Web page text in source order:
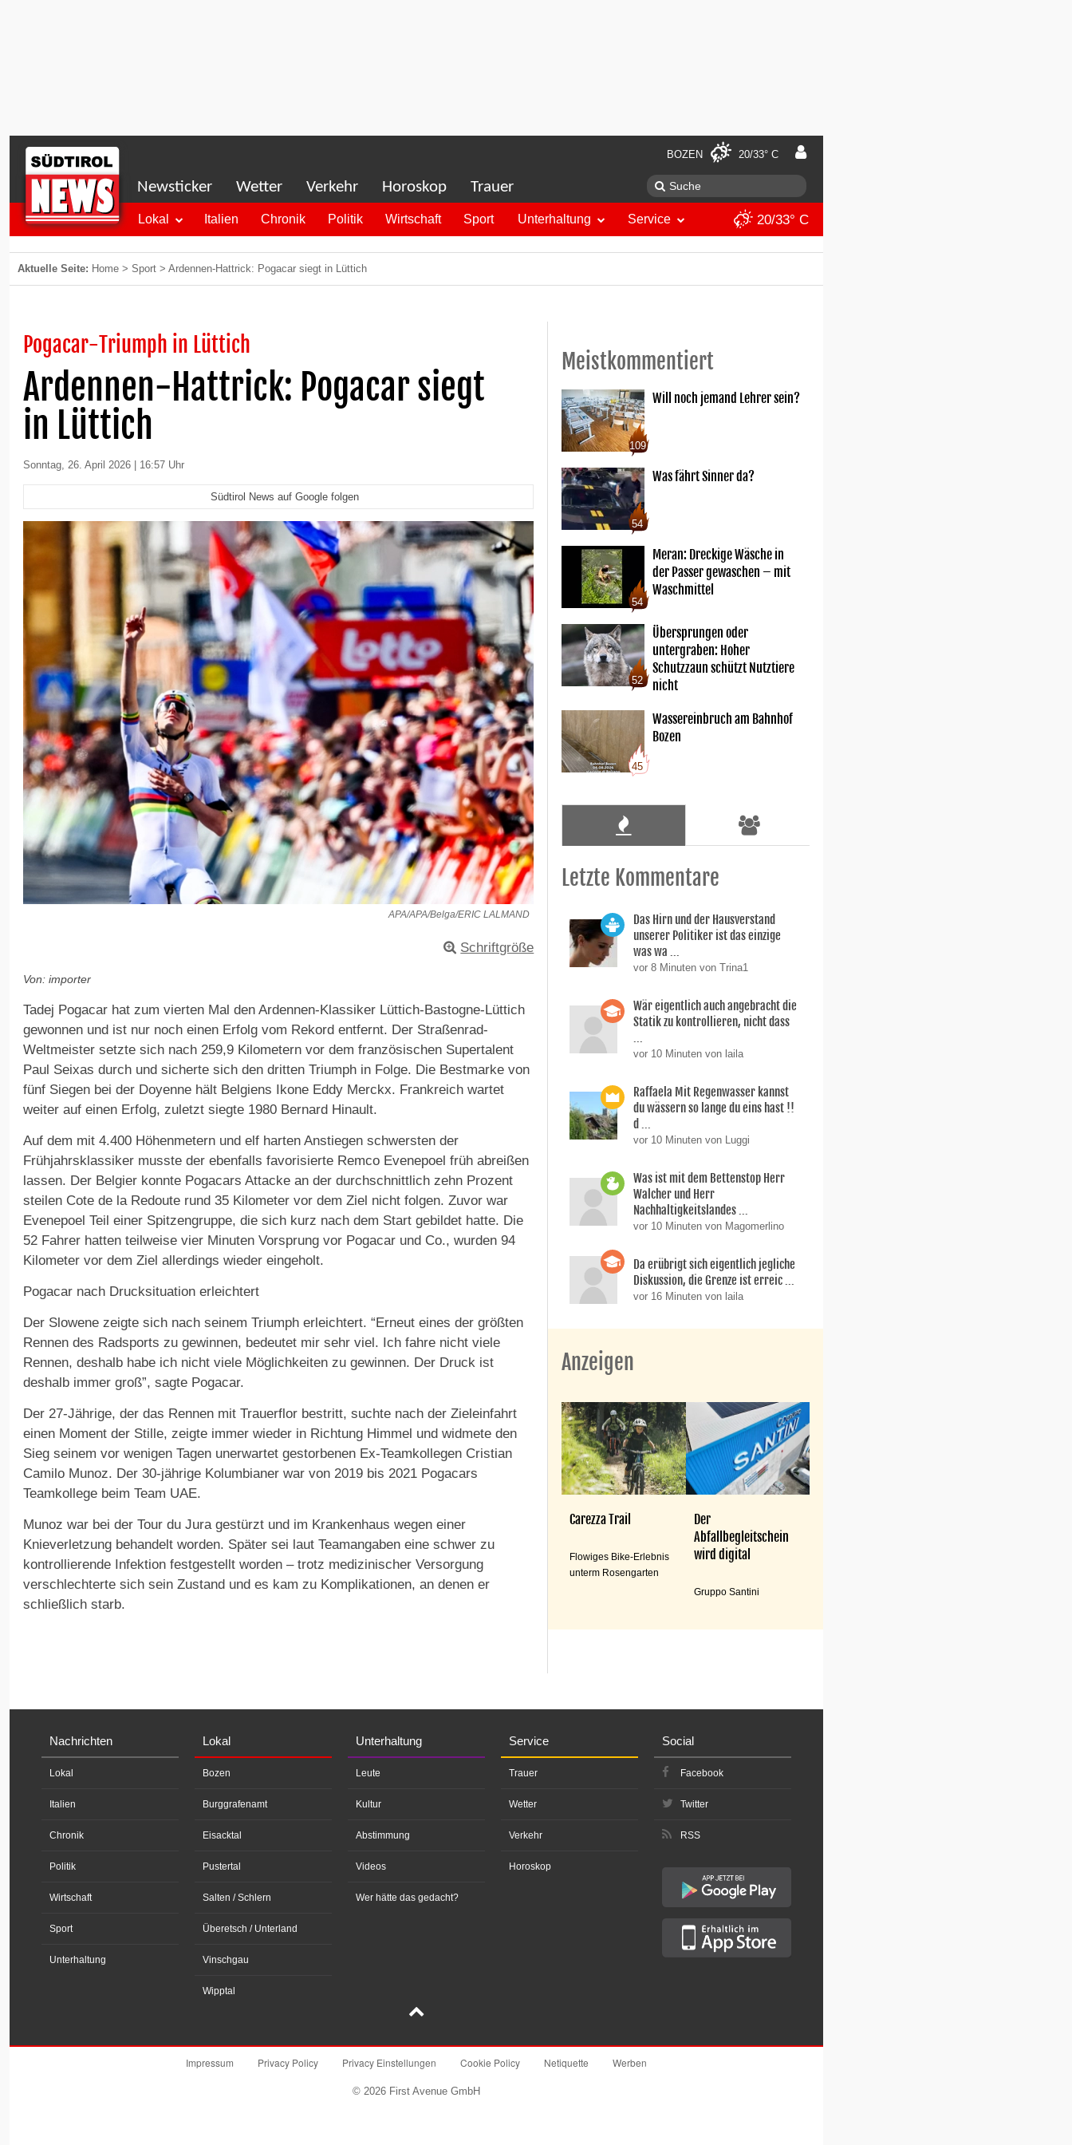
BOZEN 20/33° C
Newsticker Wetter Verkehr Horoskop Trauer
Lokal Italien Chronik Politik Wirtschaft Sport Unterhaltung Service 20/33° C
Aktuelle Seite: Home > Sport > Ardennen-Hattrick: Pogacar siegt in Lüttich
Pogacar-Triumph in Lüttich
Ardennen-Hattrick: Pogacar siegt
in Lüttich
Sonntag, 26. April 2026 | 16:57 Uhr
Südtirol News auf Google folgen
APA/APA/Belga/ERIC LALMAND
Schriftgröße
Von: importer
Tadej Pogacar hat zum vierten Mal den Ardennen-Klassiker Lüttich-Bastogne-Lüttich
gewonnen und ist nur noch einen Erfolg vom Rekord entfernt. Der Straßenrad-
Weltmeister setzte sich nach 259,9 Kilometern vor dem französischen Supertalent
Paul Seixas durch und sicherte sich den dritten Triumph in Folge. Die Bestmarke von
fünf Siegen bei der Doyenne hält Belgiens Ikone Eddy Merckx. Frankreich wartet
weiter auf einen Erfolg, zuletzt siegte 1980 Bernard Hinault.
Auf dem mit 4.400 Höhenmetern und elf harten Anstiegen schwersten der
Frühjahrsklassiker musste der ebenfalls favorisierte Remco Evenepoel früh abreißen
lassen. Der Belgier konnte Pogacars Attacke an der durchschnittlich zehn Prozent
steilen Cote de la Redoute rund 35 Kilometer vor dem Ziel nicht folgen. Zuvor war
Evenepoel Teil einer Spitzengruppe, die sich kurz nach dem Start gebildet hatte. Die
52 Fahrer hatten teilweise vier Minuten Vorsprung vor Pogacar und Co., wurden 94
Kilometer vor dem Ziel allerdings wieder eingeholt.
Pogacar nach Drucksituation erleichtert
Der Slowene zeigte sich nach seinem Triumph erleichtert. “Erneut eines der größten
Rennen des Radsports zu gewinnen, bedeutet mir sehr viel. Ich fahre nicht viele
Rennen, deshalb habe ich nicht viele Möglichkeiten zu gewinnen. Der Druck ist
deshalb immer groß”, sagte Pogacar.
Der 27-Jährige, der das Rennen mit Trauerflor bestritt, suchte nach der Zieleinfahrt
einen Moment der Stille, zeigte immer wieder in Richtung Himmel und widmete den
Sieg seinem vor wenigen Tagen unerwartet gestorbenen Ex-Teamkollegen Cristian
Camilo Munoz. Der 30-jährige Kolumbianer war von 2019 bis 2021 Pogacars
Teamkollege beim Team UAE.
Munoz war bei der Tour du Jura gestürzt und im Krankenhaus wegen einer
Knieverletzung behandelt worden. Später sei laut Teamangaben eine schwer zu
kontrollierende Infektion festgestellt worden – trotz medizinischer Versorgung
verschlechterte sich sein Zustand und es kam zu Komplikationen, an denen er
schließlich starb.
Meistkommentiert
109
Will noch jemand Lehrer sein?
54
Was fährt Sinner da?
54
Meran: Dreckige Wäsche in
der Passer gewaschen – mit
Waschmittel
52
Übersprungen oder
untergraben: Hoher
Schutzzaun schützt Nutztiere
nicht
45
Wassereinbruch am Bahnhof
Bozen
Letzte Kommentare
Das Hirn und der Hausverstand
unserer Politiker ist das einzige
was wa ...
vor 8 Minuten von Trina1
Wär eigentlich auch angebracht die
Statik zu kontrollieren, nicht dass
...
vor 10 Minuten von laila
Raffaela Mit Regenwasser kannst
du wässern so lange du eins hast !!
d ...
vor 10 Minuten von Luggi
Was ist mit dem Bettenstop Herr
Walcher und Herr
Nachhaltigkeitslandes ...
vor 10 Minuten von Magomerlino
Da erübrigt sich eigentlich jegliche
Diskussion, die Grenze ist erreic ...
vor 16 Minuten von laila
Anzeigen
Carezza Trail
Flowiges Bike-Erlebnis
unterm Rosengarten
Der
Abfallbegleitschein
wird digital
Gruppo Santini
Nachrichten
Lokal
Italien
Chronik
Politik
Wirtschaft
Sport
Unterhaltung
Lokal
Bozen
Burggrafenamt
Eisacktal
Pustertal
Salten / Schlern
Überetsch / Unterland
Vinschgau
Wipptal
Unterhaltung
Leute
Kultur
Abstimmung
Videos
Wer hätte das gedacht?
Service
Trauer
Wetter
Verkehr
Horoskop
Social
Facebook
Twitter
RSS
Impressum Privacy Policy Privacy Einstellungen Cookie Policy Netiquette Werben
© 2026 First Avenue GmbH